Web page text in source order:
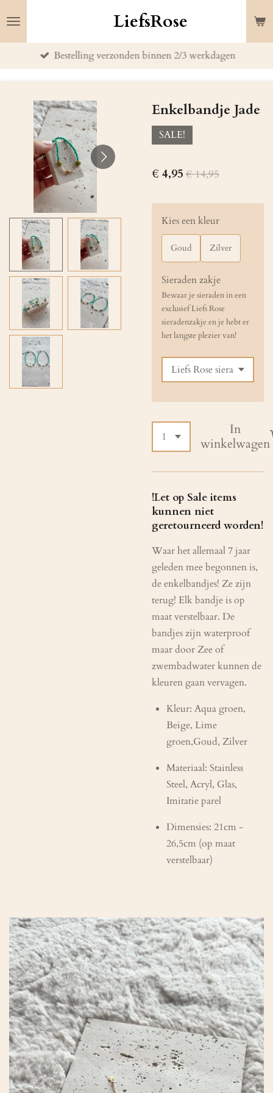
hoofdinhoud
LiefsRose
Bestelling verzonden binnen 2/3 werkdagen
Enkelbandje Jade
SALE!
€ 4,95 € 14,95
Kies een kleur
Goud Zilver
Sieraden zakje
Bewaar je sieraden in een
exclusief Liefs Rose
sieradenzakje en je hebt er
het langste plezier van!
In
winkelwagen
!Let op Sale items
kunnen niet
geretourneerd worden!
Waar het allemaal 7 jaar
geleden mee begonnen is,
de enkelbandjes! Ze zijn
terug! Elk bandje is op
maat verstelbaar. De
bandjes zijn waterproof
maar door Zee of
zwembadwater kunnen de
kleuren gaan vervagen.
Kleur: Aqua groen,
Beige, Lime
groen,Goud, Zilver
Materiaal: Stainless
Steel, Acryl, Glas,
Imitatie parel
Dimensies: 21cm -
26,5cm (op maat
verstelbaar)